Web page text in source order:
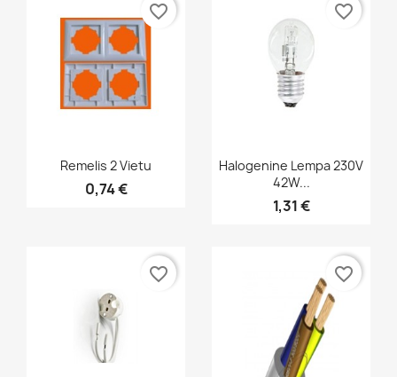
Greita peržiūra
Remelis 2 Vietu
0,74 €
favorite_border
Greita peržiūra
Halogenine Lempa 230V
42W...
1,31 €
favorite_border
favorite_border favorite_border